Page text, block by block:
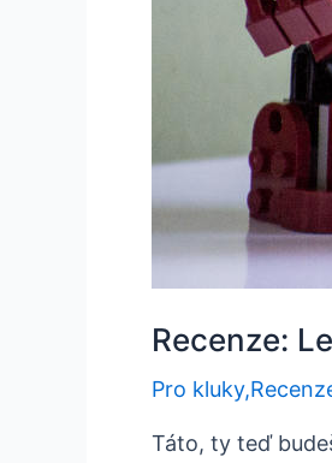
Recenze:
Pro kluky,
Táto, ty teď